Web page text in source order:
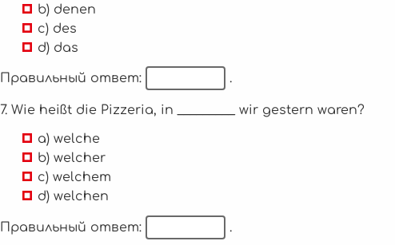
b) denen
c) des
d) das
Правильный ответ: .
7. Wie heißt die Pizzeria, in _________ wir gestern waren?
a) welche
b) welcher
c) welchem
d) welchen
Правильный ответ: .